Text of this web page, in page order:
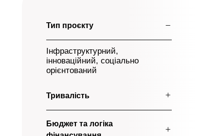
Тип проєкту
Інфраструктурний,
інноваційний, соціально
орієнтований
Тривалість
Бюджет та логіка